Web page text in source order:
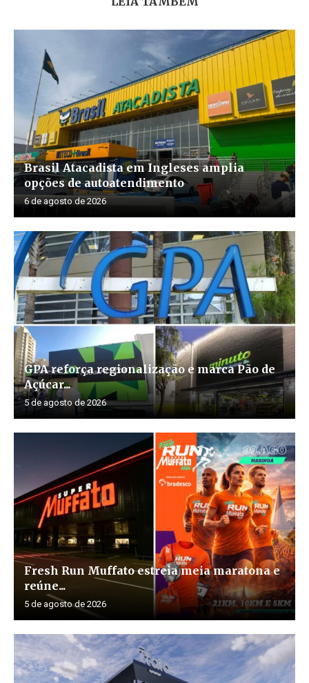
Brasil Atacadista em Ingleses amplia
opções de autoatendimento
6 de agosto de 2026
GPA reforça regionalização e marca Pão de
Açúcar...
5 de agosto de 2026
Fresh Run Muffato estreia meia maratona e
reúne...
5 de agosto de 2026